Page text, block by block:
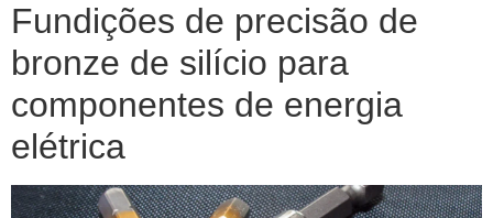
Fundições de precisão de
bronze de silício para
componentes de energia
elétrica